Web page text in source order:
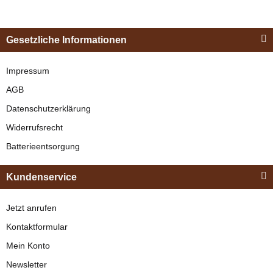
Esposita
Zweispännergeschirr
"Anatomic" Braun
"Shettyglück"
Gesetzliche Informationen
Impressum
AGB
Datenschutzerklärung
Widerrufsrecht
Batterieentsorgung
Kundenservice
Jetzt anrufen
Kontaktformular
Mein Konto
Newsletter